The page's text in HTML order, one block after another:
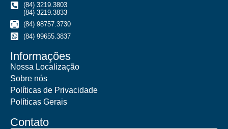
(84) 3219.3803
(84) 3219.3833
(84) 98757.3730
(84) 99655.3837
Informações
Nossa Localização
Sobre nós
Políticas de Privacidade
Políticas Gerais
Contato